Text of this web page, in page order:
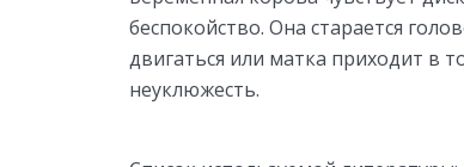
беспокойство. Она старается
двигаться или матка приходит в
неуклюжесть.